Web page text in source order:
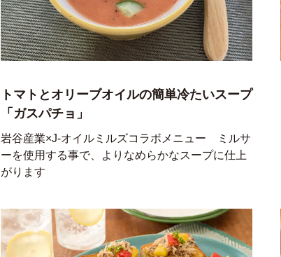
トマトとオリーブオイルの簡単冷たいスープ
「ガスパチョ」
岩谷産業×J-オイルミルズコラボメニュー ミルサ
ーを使用する事で、よりなめらかなスープに仕上
がります